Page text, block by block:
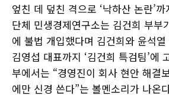
엎친 데 덮친 격으로 ‘낙하산 논란’
단체 민생경제연구소는 김건희 부부
에 불법 개입했다며 김건희와 윤석
김영섭 대표까지 ‘김건희 특검팀’에
부에서는 “경영진이 회사 현안 해결
에만 신경 쓴다”는 볼멘소리가 나온